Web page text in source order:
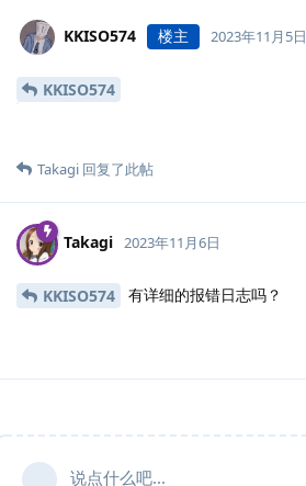
KKISO574 楼主 2023年11月5日
KKISO574
Takagi 回复了此帖
Takagi 2023年11月6日
KKISO574 有详细的报错日志吗？
说点什么吧...